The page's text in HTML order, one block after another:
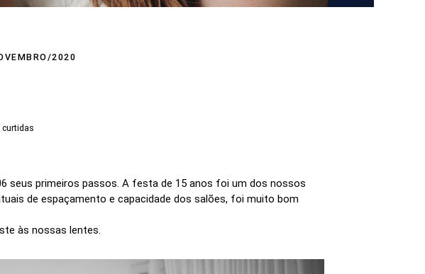
2020
curtidas
seus primeiros passos. A festa de 15 anos foi um dos nossos
de espaçamento e capacidade dos salões, foi muito bom
às nossas lentes.